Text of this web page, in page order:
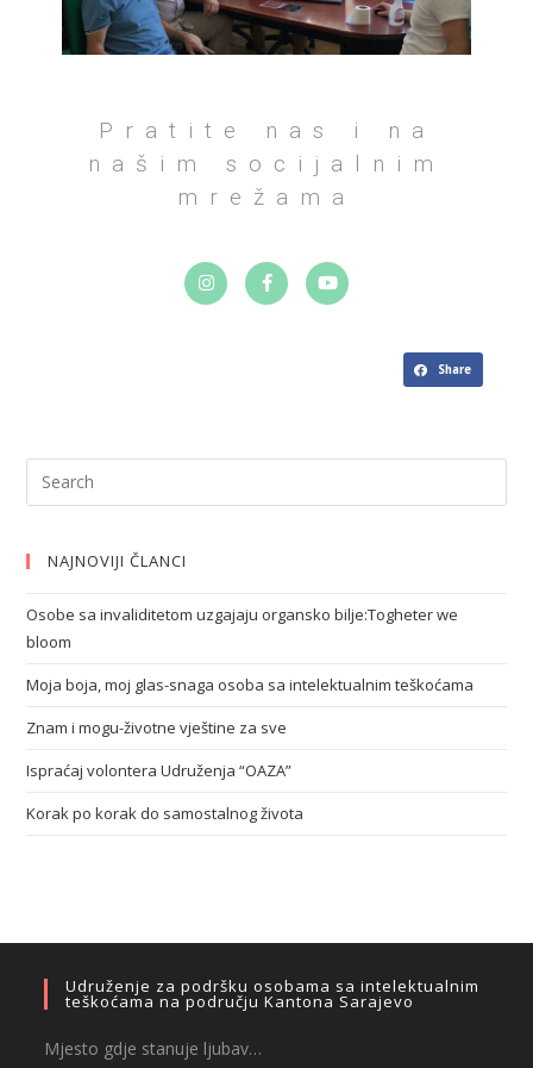
Pratite nas i na
našim socijalnim
mrežama
Share
NAJNOVIJI ČLANCI
Osobe sa invaliditetom uzgajaju organsko bilje:Togheter we
bloom
Moja boja, moj glas-snaga osoba sa intelektualnim teškoćama
Znam i mogu-životne vještine za sve
Ispraćaj volontera Udruženja “OAZA”
Korak po korak do samostalnog života
Udruženje za podršku osobama sa intelektualnim
teškoćama na području Kantona Sarajevo
Mjesto gdje stanuje ljubav…